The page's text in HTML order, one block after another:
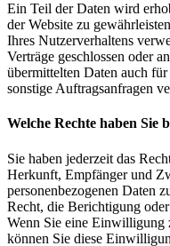
Ein Teil der Daten wird
der Website zu
Ihres Nutzerverhaltens
Verträge geschlossen oder
übermittelten Daten auch
sonstige Auftragsanfragen
Welche Rechte haben Sie
Sie haben jederzeit das
Herkunft, Empfänger und
personenbezogenen Daten
Recht, die Berichtigung
Wenn Sie eine Einwilligung
können Sie diese